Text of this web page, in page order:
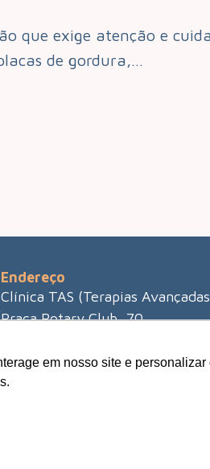
em nosso site e
que exige atenção e
de gordura,…
Endereço
Clínica TAS (Terapias
Praça Rotary Club, 70
(16) 3421-8980